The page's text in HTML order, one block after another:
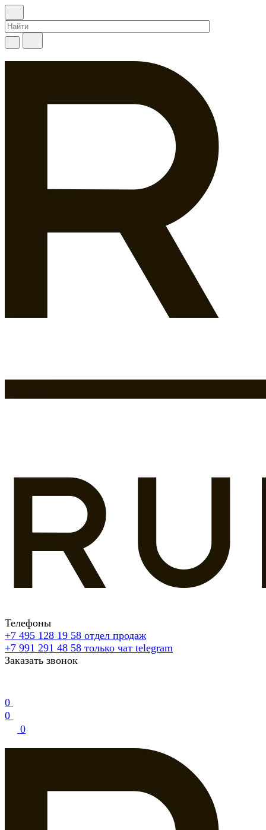
Телефоны
+7 495 128 19 58 отдел продаж
+7 991 291 48 58 только чат telegram
Заказать звонок
0
0
0